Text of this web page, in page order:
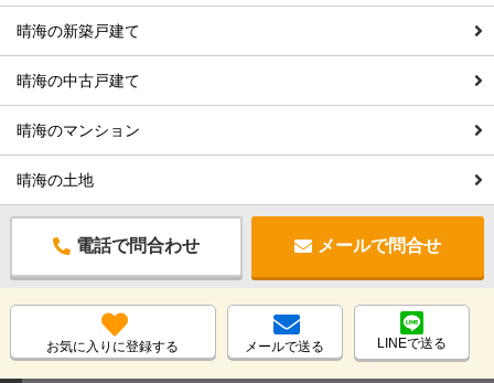
晴海の新築戸建て
晴海の中古戸建て
晴海のマンション
晴海の土地
電話で問合わせ メールで問合せ
お気に入りに登録する メールで送る LINEで送る